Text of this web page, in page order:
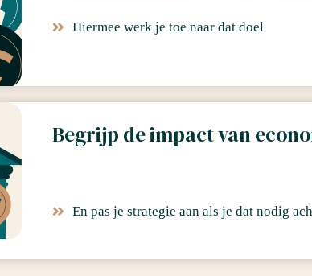
Hiermee werk je toe naar dat doel
Begrijp de impact van
En pas je strategie aan als je dat nodig